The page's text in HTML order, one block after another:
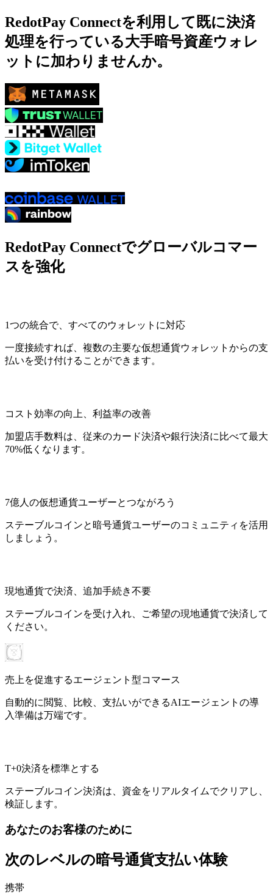
RedotPay Connectを利用して既に決済
処理を行っている大手暗号資産ウォレ
ットに加わりませんか。
RedotPay Connectでグローバルコマー
スを強化
1つの統合で、すべてのウォレットに対応
一度接続すれば、複数の主要な仮想通貨ウォレットからの支
払いを受け付けることができます。
コスト効率の向上、利益率の改善
加盟店手数料は、従来のカード決済や銀行決済に比べて最大
70%低くなります。
7億人の仮想通貨ユーザーとつながろう
ステーブルコインと暗号通貨ユーザーのコミュニティを活用
しましょう。
現地通貨で決済、追加手続き不要
ステーブルコインを受け入れ、ご希望の現地通貨で決済して
ください。
売上を促進するエージェント型コマース
自動的に閲覧、比較、支払いができるAIエージェントの導
入準備は万端です。
T+0決済を標準とする
ステーブルコイン決済は、資金をリアルタイムでクリアし、
検証します。
あなたのお客様のために
次のレベルの暗号通貨支払い体験
携帯